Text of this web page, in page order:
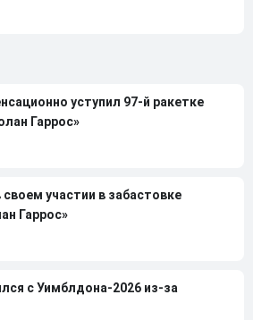
уступил 97-й ракетке
Гаррос»
участии в забастовке
Гаррос»
с Уимблдона-2026 из-за